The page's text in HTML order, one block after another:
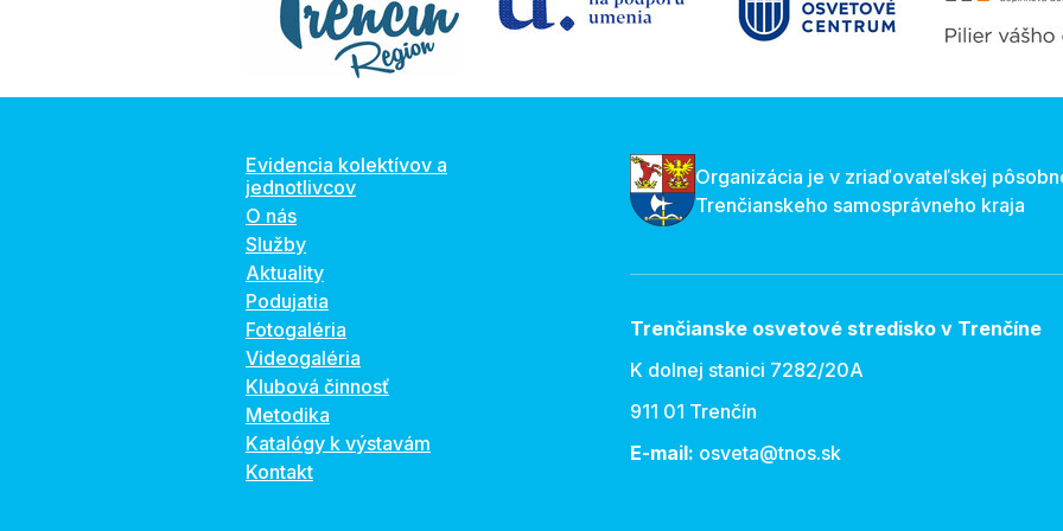
Evidencia kolektívov a
jednotlivcov
O nás
Služby
Aktuality
Podujatia
Fotogaléria
Videogaléria
Klubová činnosť
Metodika
Katalógy k výstavám
Kontakt
Organizácia je v zriaďovateľskej
Trenčianskeho samosprávneho kraja
Trenčianske osvetové stredisko v Trenčíne
K dolnej stanici 7282/20A
911 01 Trenčín
E-mail: osveta@tnos.sk